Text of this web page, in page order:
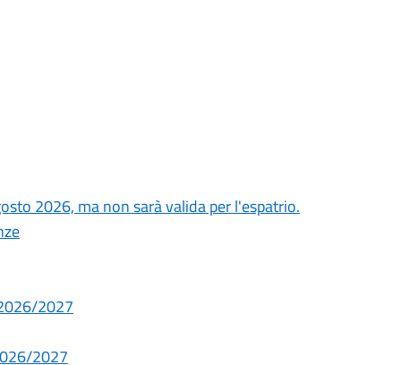
2026, ma non sarà valida per l'espatrio.
2027
2027